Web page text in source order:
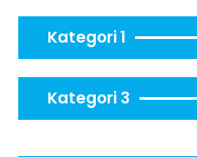
Kategori 1
Kategori 3